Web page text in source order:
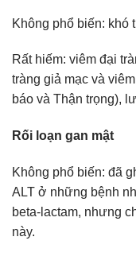
Không phổ biến: khó
Rất hiếm: viêm đại
tràng giả mạc và
báo và Thận trọng),
Rối loạn gan mật
Không phổ biến: đã
ALT ở những bệnh
beta-lactam, nhưng
này.